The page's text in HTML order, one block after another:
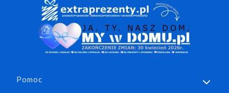
Linki w stopce
Pomoc